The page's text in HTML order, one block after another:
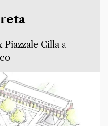
Piazzale Cilla a